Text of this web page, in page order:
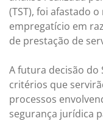
(TST), foi afastado
empregatício em
de prestação de
A futura decisão do
critérios que
processos
segurança jurídica